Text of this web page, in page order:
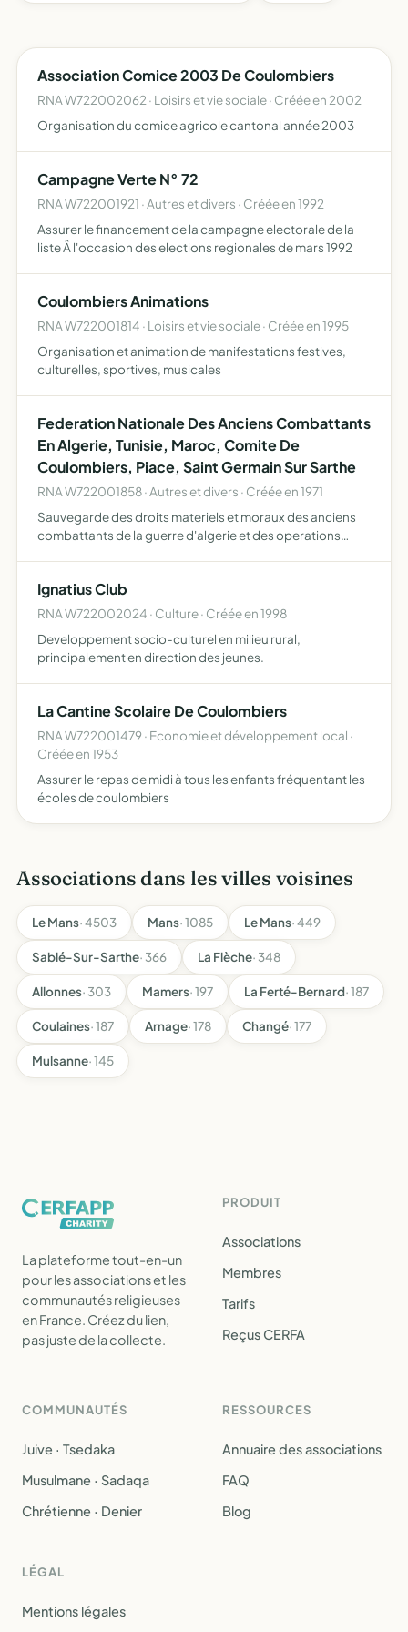
Association Comice 2003 De Coulombiers
RNA W722002062 · Loisirs et vie sociale · Créée en 2002
Organisation du comice agricole cantonal année 2003
Campagne Verte N° 72
RNA W722001921 · Autres et divers · Créée en 1992
Assurer le financement de la campagne electorale de la
liste Â l'occasion des elections regionales de mars 1992
Coulombiers Animations
RNA W722001814 · Loisirs et vie sociale · Créée en 1995
Organisation et animation de manifestations festives,
culturelles, sportives, musicales
Federation Nationale Des Anciens Combattants
En Algerie, Tunisie, Maroc, Comite De
Coulombiers, Piace, Saint Germain Sur Sarthe
RNA W722001858 · Autres et divers · Créée en 1971
Sauvegarde des droits materiels et moraux des anciens
combattants de la guerre d'algerie et des operations
oeuvrer pour …
Ignatius Club
RNA W722002024 · Culture · Créée en 1998
Developpement socio-culturel en milieu rural,
principalement en direction des jeunes.
La Cantine Scolaire De Coulombiers
RNA W722001479 · Economie et développement local ·
Créée en 1953
Assurer le repas de midi à tous les enfants fréquentant les
écoles de coulombiers
Associations dans les villes voisines
Le Mans· 4503 Mans· 1085 Le Mans· 449
Sablé-Sur-Sarthe· 366 La Flèche· 348
Allonnes· 303 Mamers· 197 La Ferté-Bernard· 187
Coulaines· 187 Arnage· 178 Changé· 177
Mulsanne· 145
La plateforme tout-en-un
pour les associations et les
communautés religieuses
en France. Créez du lien,
pas juste de la collecte.
PRODUIT
Associations
Membres
Tarifs
Reçus CERFA
COMMUNAUTÉS
Juive · Tsedaka
Musulmane · Sadaqa
Chrétienne · Denier
RESSOURCES
Annuaire des associations
FAQ
Blog
LÉGAL
Mentions légales